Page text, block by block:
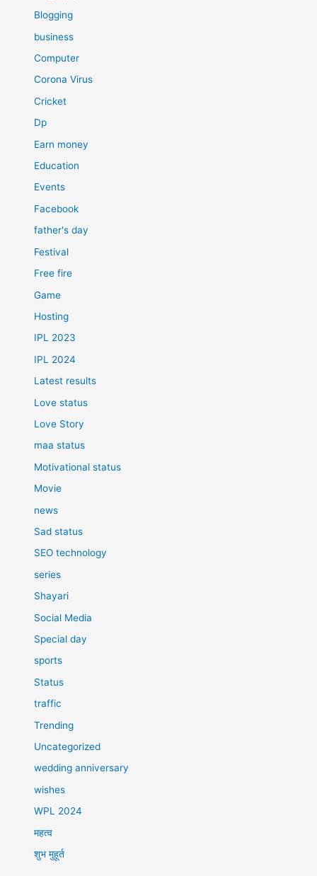
Blogging
business
Computer
Corona Virus
Cricket
Dp
Earn money
Education
Events
Facebook
father's day
Festival
Free fire
Game
Hosting
IPL 2023
IPL 2024
Latest results
Love status
Love Story
maa status
Motivational status
Movie
news
Sad status
SEO technology
series
Shayari
Social Media
Special day
sports
Status
traffic
Trending
Uncategorized
wedding anniversary
wishes
WPL 2024
महत्व
शुभ मुहूर्त